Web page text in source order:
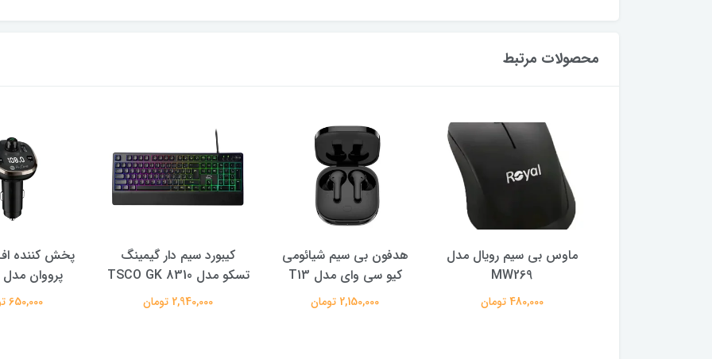
محصولات مرتبط
ماوس بی سیم رویال مدل
MW269
480,000 تومان
هدفون بی سیم شیائومی
کیو سی وای مدل T13
2,150,000 تومان
کیبورد سیم دار گیمینگ
تسکو مدل TSCO GK 8310
2,940,000 تومان
پخش کننده
پرووان مدل PFT93
650,000 تومان